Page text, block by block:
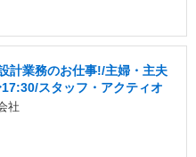
計業務のお仕事!/主婦・主夫
スタッフ・アクティオ
社